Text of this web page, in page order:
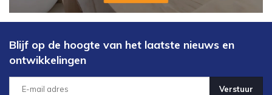
Blijf op de hoogte van het laatste nieuws en
ontwikkelingen
Verstuur